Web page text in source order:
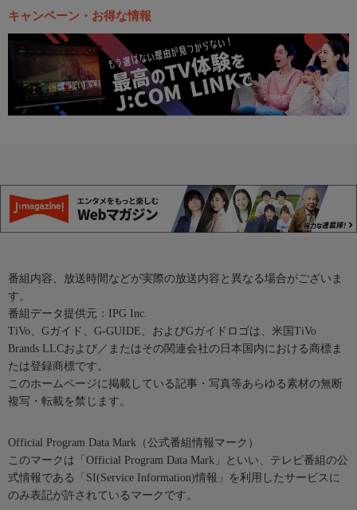
キャンペーン・お得な情報
番組内容、放送時間などが実際の放送内容と異なる場合がございま
す。
番組データ提供元：IPG Inc.
TiVo、Gガイド、G-GUIDE、およびGガイドロゴは、米国TiVo
Brands LLCおよび／またはその関連会社の日本国内における商標ま
たは登録商標です。
このホームページに掲載している記事・写真等あらゆる素材の無断
複写・転載を禁じます。
Official Program Data Mark（公式番組情報マーク）
このマークは「Official Program Data Mark」といい、テレビ番組の公
式情報である「SI(Service Information)情報」を利用したサービスに
のみ表記が許されているマークです。